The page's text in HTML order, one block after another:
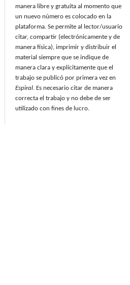
manera libre y gratuita al momento que
un nuevo número es colocado en la
plataforma. Se permite al lector/usuario
citar, compartir (electrónicamente y de
manera física), imprimir y distribuir el
material siempre que se indique de
manera clara y explícitamente que el
trabajo se publicó por primera vez en
Espiral. Es necesario citar de manera
correcta el trabajo y no debe de ser
utilizado con fines de lucro.